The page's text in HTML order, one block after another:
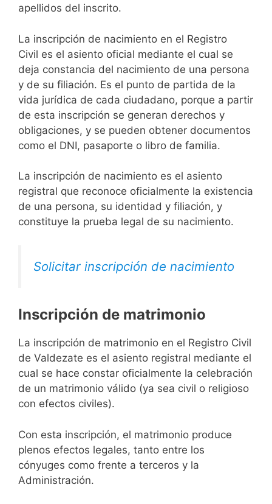
apellidos del inscrito.
La inscripción de nacimiento en el Registro
Civil es el asiento oficial mediante el cual se
deja constancia del nacimiento de una persona
y de su filiación. Es el punto de partida de la
vida jurídica de cada ciudadano, porque a partir
de esta inscripción se generan derechos y
obligaciones, y se pueden obtener documentos
como el DNI, pasaporte o libro de familia.
La inscripción de nacimiento es el asiento
registral que reconoce oficialmente la existencia
de una persona, su identidad y filiación, y
constituye la prueba legal de su nacimiento.
Solicitar inscripción de nacimiento
Inscripción de matrimonio
La inscripción de matrimonio en el Registro Civil
de Valdezate es el asiento registral mediante el
cual se hace constar oficialmente la celebración
de un matrimonio válido (ya sea civil o religioso
con efectos civiles).
Con esta inscripción, el matrimonio produce
plenos efectos legales, tanto entre los
cónyuges como frente a terceros y la
Administración.